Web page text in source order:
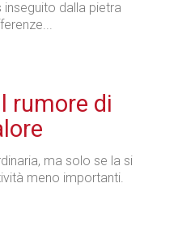
dalla pietra
rumore di
ma solo se la si
meno importanti.